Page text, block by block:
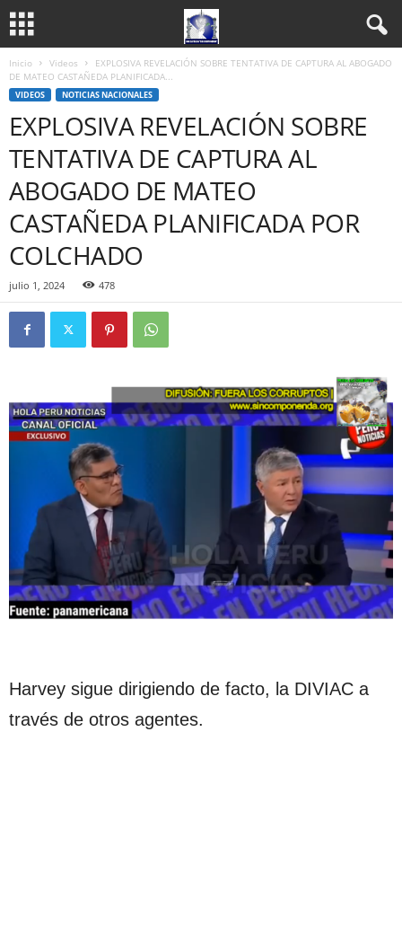
Inicio Videos
EXPLOSIVA REVELACIÓN SOBRE TENTATIVA DE CAPTURA AL ABOGADO
DE MATEO CASTAÑEDA PLANIFICADA...
VIDEOS NOTICIAS NACIONALES
EXPLOSIVA REVELACIÓN SOBRE
TENTATIVA DE CAPTURA AL
ABOGADO DE MATEO
CASTAÑEDA PLANIFICADA POR
COLCHADO
julio 1, 2024 478
Harvey sigue dirigiendo de facto, la DIVIAC a
través de otros agentes.